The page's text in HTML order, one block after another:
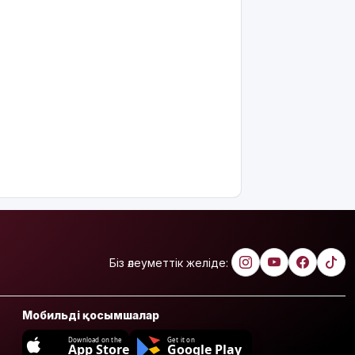
Біз әлеуметтік желіде:
Мобильді қосымшалар
Download on the
App Store
Get it on
Google Play